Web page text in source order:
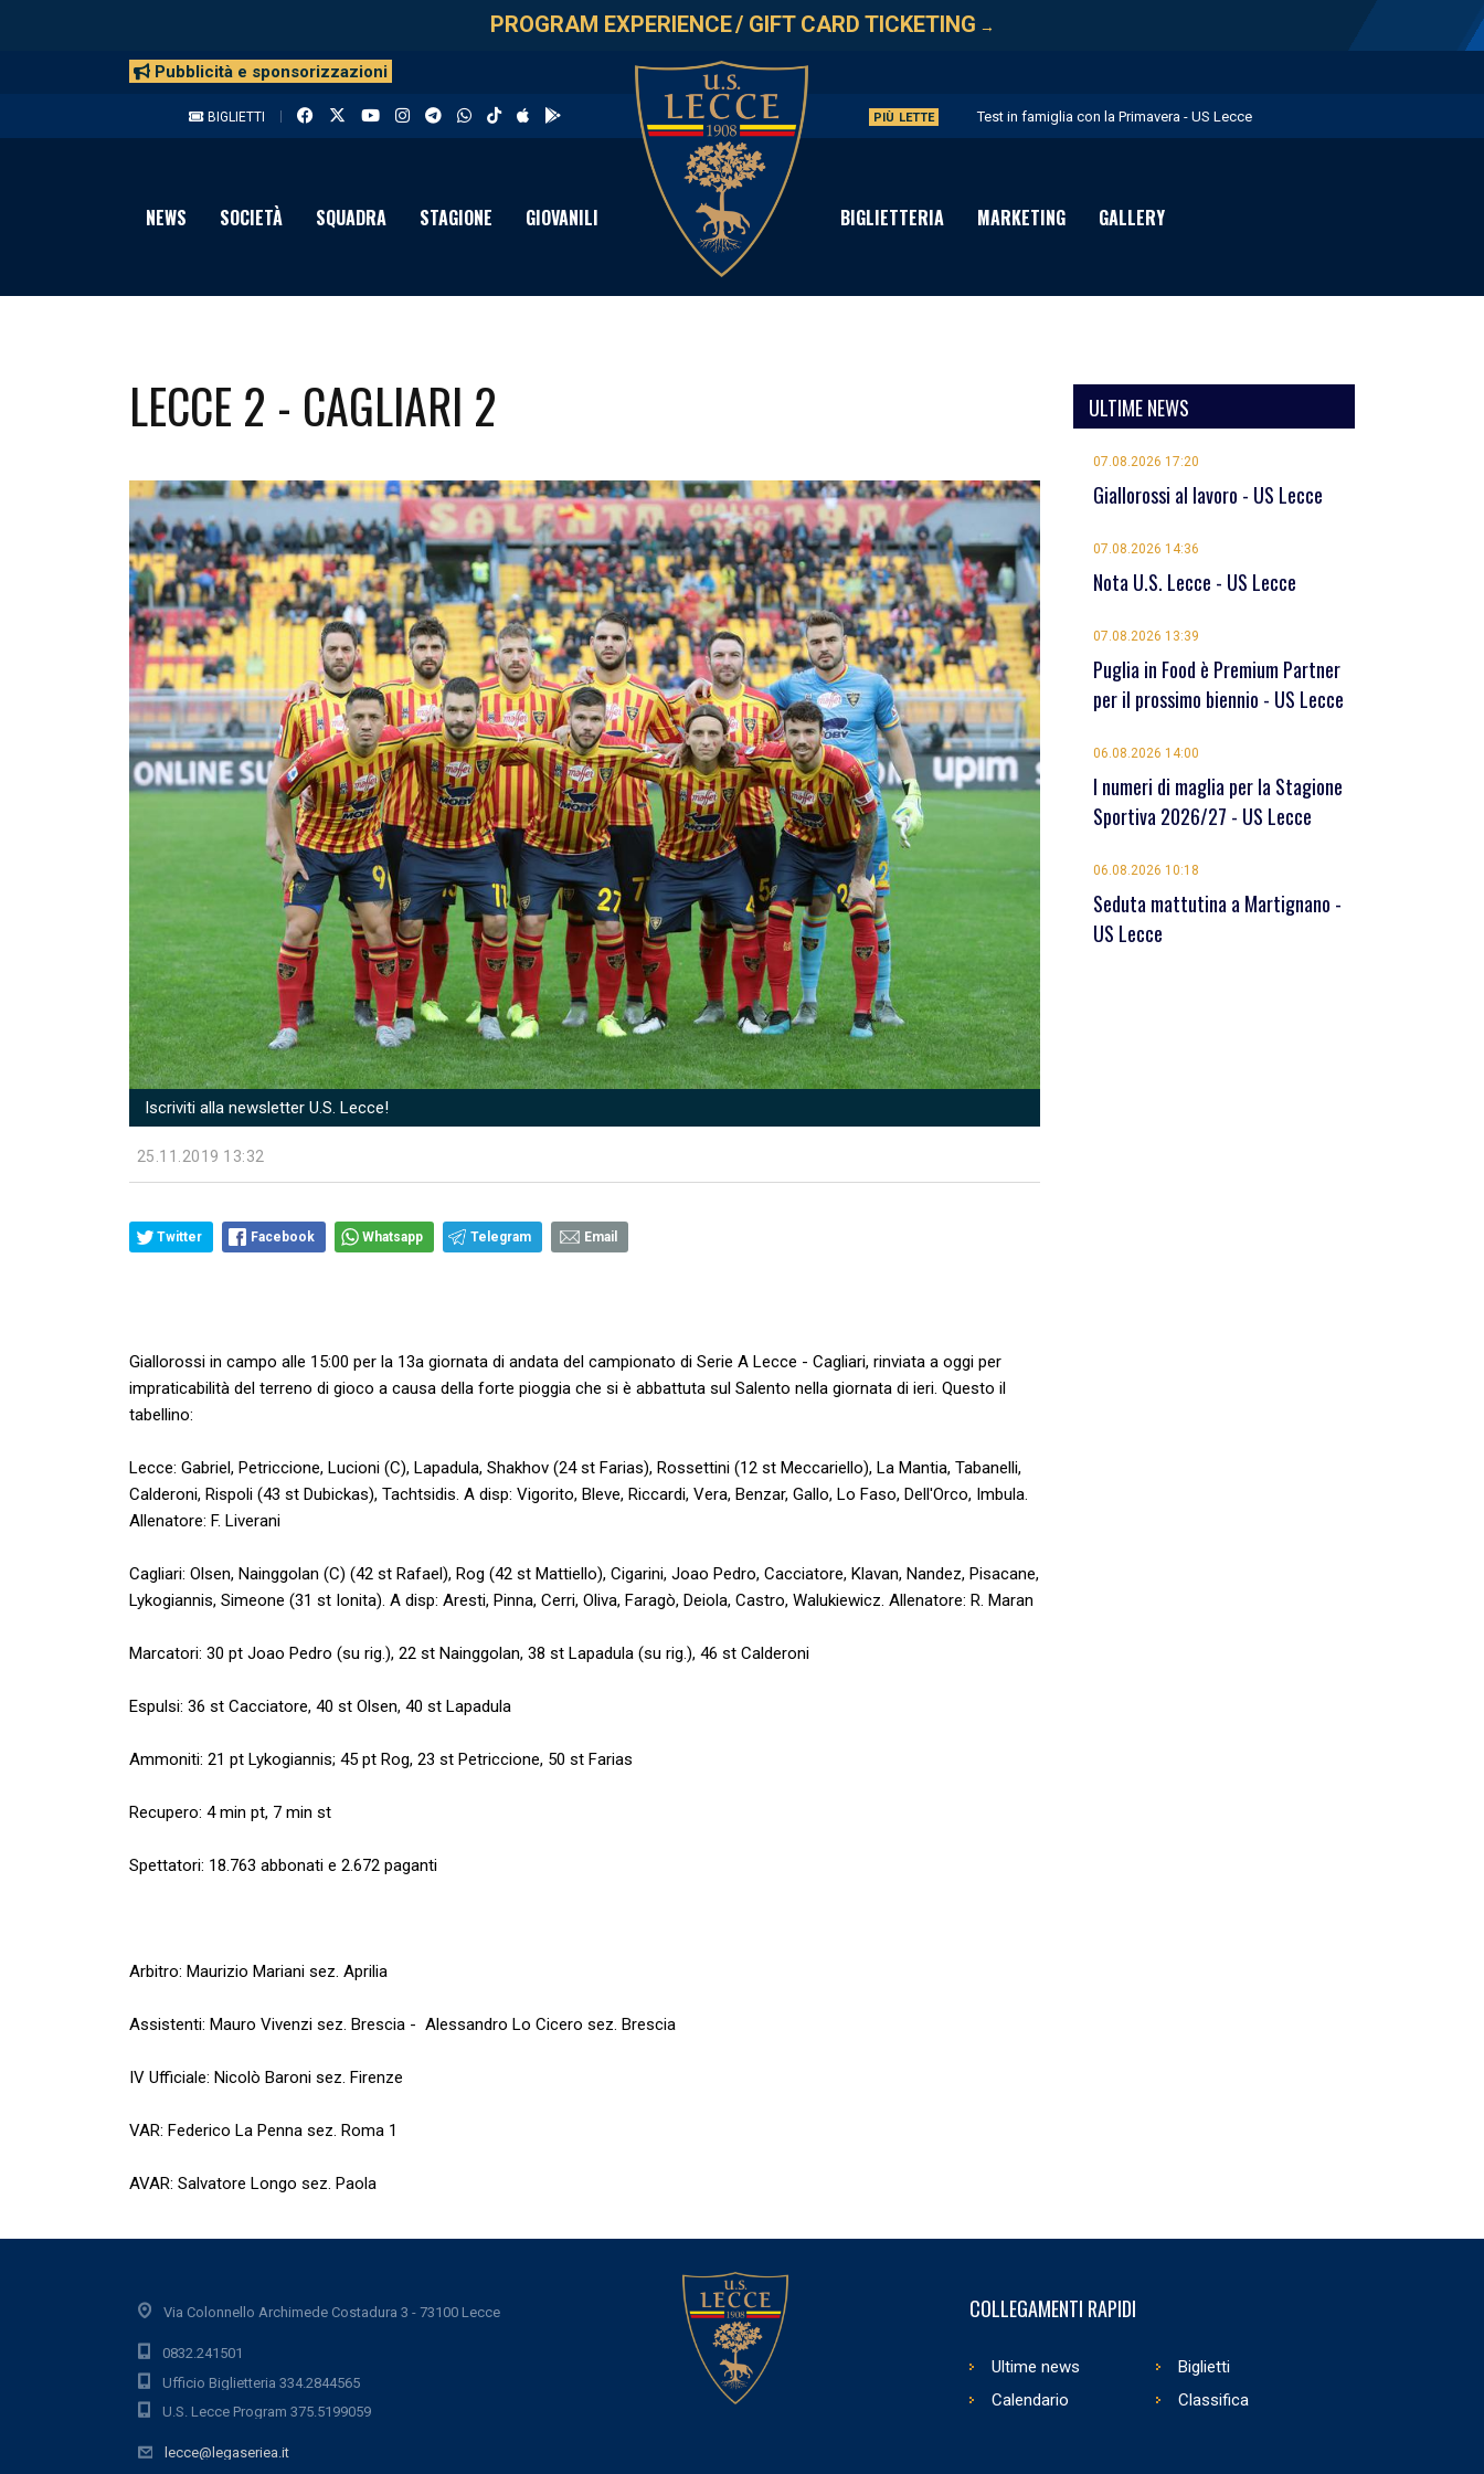
PROGRAM EXPERIENCE/ GIFT CARD TICKETING →
Pubblicità e sponsorizzazioni
BIGLIETTI PIÙ LETTE Test in famiglia con la Primavera - US Lecce
Geubbels in giallorosso - US Lecce
Aratravel è Premium Partner per la stagione 2026/27 - US Lecce
NEWS SOCIETÀ SQUADRA STAGIONE GIOVANILI BIGLIETTERIA MARKETING GALLERY
LECCE 2 - CAGLIARI 2
Iscriviti alla newsletter U.S. Lecce!
25.11.2019 13:32
Twitter Facebook Whatsapp Telegram Email
Giallorossi in campo alle 15:00 per la 13a giornata di andata del campionato di Serie A Lecce - Cagliari, rinviata a oggi per
impraticabilità del terreno di gioco a causa della forte pioggia che si è abbattuta sul Salento nella giornata di ieri. Questo il
tabellino:
Lecce: Gabriel, Petriccione, Lucioni (C), Lapadula, Shakhov (24 st Farias), Rossettini (12 st Meccariello), La Mantia, Tabanelli,
Calderoni, Rispoli (43 st Dubickas), Tachtsidis. A disp: Vigorito, Bleve, Riccardi, Vera, Benzar, Gallo, Lo Faso, Dell'Orco, Imbula.
Allenatore: F. Liverani
Cagliari: Olsen, Nainggolan (C) (42 st Rafael), Rog (42 st Mattiello), Cigarini, Joao Pedro, Cacciatore, Klavan, Nandez, Pisacane,
Lykogiannis, Simeone (31 st Ionita). A disp: Aresti, Pinna, Cerri, Oliva, Faragò, Deiola, Castro, Walukiewicz. Allenatore: R. Maran
Marcatori: 30 pt Joao Pedro (su rig.), 22 st Nainggolan, 38 st Lapadula (su rig.), 46 st Calderoni
Espulsi: 36 st Cacciatore, 40 st Olsen, 40 st Lapadula
Ammoniti: 21 pt Lykogiannis; 45 pt Rog, 23 st Petriccione, 50 st Farias
Recupero: 4 min pt, 7 min st
Spettatori: 18.763 abbonati e 2.672 paganti
Arbitro: Maurizio Mariani sez. Aprilia
Assistenti: Mauro Vivenzi sez. Brescia - Alessandro Lo Cicero sez. Brescia
IV Ufficiale: Nicolò Baroni sez. Firenze
VAR: Federico La Penna sez. Roma 1
AVAR: Salvatore Longo sez. Paola
ULTIME NEWS
07.08.2026 17:20
Giallorossi al lavoro - US Lecce
07.08.2026 14:36
Nota U.S. Lecce - US Lecce
07.08.2026 13:39
Puglia in Food è Premium Partner
per il prossimo biennio - US Lecce
06.08.2026 14:00
I numeri di maglia per la Stagione
Sportiva 2026/27 - US Lecce
06.08.2026 10:18
Seduta mattutina a Martignano -
US Lecce
Via Colonnello Archimede Costadura 3 - 73100 Lecce
0832.241501
Ufficio Biglietteria 334.2844565
U.S. Lecce Program 375.5199059
lecce@legaseriea.it
COLLEGAMENTI RAPIDI
Ultime news
Biglietti
Calendario
Classifica